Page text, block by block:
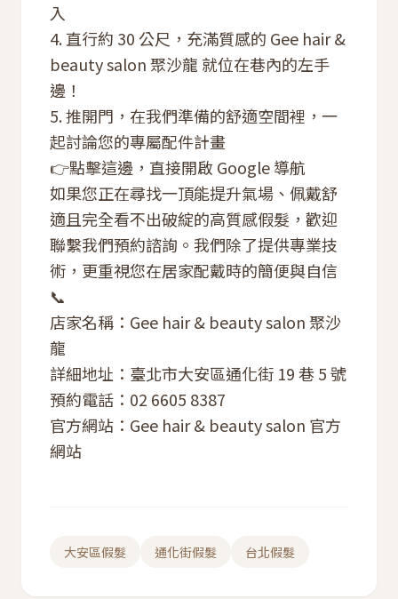
入
4. 直行約 30 公尺，充滿質感的 Gee hair &
beauty salon 聚沙龍 就位在巷內的左手
邊！
5. 推開門，在我們準備的舒適空間裡，一
起討論您的專屬配件計畫
👉點擊這邊 ，直接開啟 Google 導航
如果您正在尋找一頂能提升氣場、佩戴舒
適且完全看不出破綻的高質感假髮，歡迎
聯繫我們預約諮詢。我們除了提供專業技
術，更重視您在居家配戴時的簡便與自信
📞
店家名稱：Gee hair & beauty salon 聚沙
龍
詳細地址：臺北市大安區通化街 19 巷 5 號
預約電話：02 6605 8387
官方網站： Gee hair & beauty salon 官方
網站
大安區假髮 通化街假髮 台北假髮